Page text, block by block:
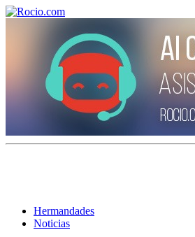
Hermandades
Noticias
Historia de la Virgen del Rocío